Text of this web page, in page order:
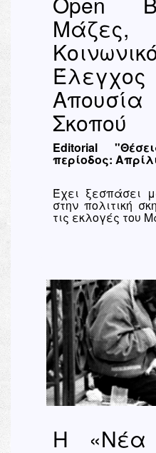
Σκοπού
Editorial
περίοδος:
Έχει ξεσπάσει
στην πολιτική
τις εκλογές του
Η «Νέα